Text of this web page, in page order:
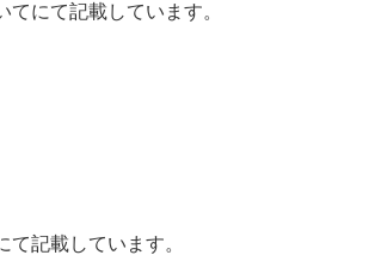
にて記載しています。
記載しています。